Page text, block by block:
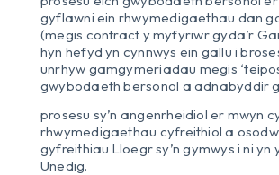
gyflawni ein rhwymedigaethau dan
(megis contract y myfyriwr gyda’r
hyn hefyd yn cynnwys ein gallu i
unrhyw gamgymeriadau megis
gwybodaeth bersonol a adnabyddir
prosesu sy’n angenrheidiol er mwyn
rhwymedigaethau cyfreithiol a
gyfreithiau Lloegr sy’n gymwys i ni yn
Unedig.